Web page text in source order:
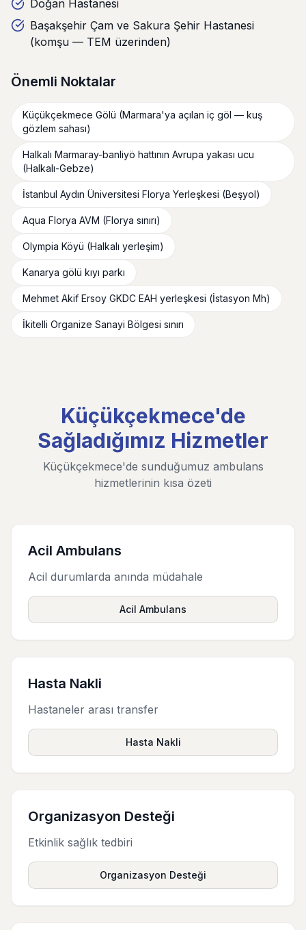
Doğan Hastanesi
Başakşehir Çam ve Sakura Şehir Hastanesi
(komşu — TEM üzerinden)
Önemli Noktalar
Küçükçekmece Gölü (Marmara'ya açılan iç göl — kuş
gözlem sahası)
Halkalı Marmaray-banliyö hattının Avrupa yakası ucu
(Halkalı-Gebze)
İstanbul Aydın Üniversitesi Florya Yerleşkesi (Beşyol)
Aqua Florya AVM (Florya sınırı)
Olympia Köyü (Halkalı yerleşim)
Kanarya gölü kıyı parkı
Mehmet Akif Ersoy GKDC EAH yerleşkesi (İstasyon Mh)
İkitelli Organize Sanayi Bölgesi sınırı
Küçükçekmece'de
Sağladığımız Hizmetler
Küçükçekmece'de sunduğumuz ambulans
hizmetlerinin kısa özeti
Acil Ambulans
Acil durumlarda anında müdahale
Acil Ambulans
Hasta Nakli
Hastaneler arası transfer
Hasta Nakli
Organizasyon Desteği
Etkinlik sağlık tedbiri
Organizasyon Desteği